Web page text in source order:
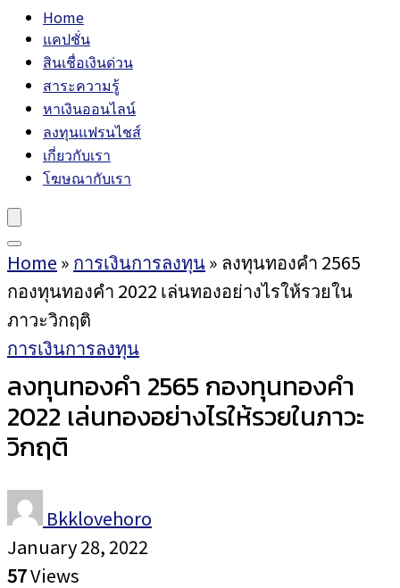
Home
แคปชั่น
สินเชื่อเงินด่วน
สาระความรู้
หาเงินออนไลน์
ลงทุนแฟรนไชส์
เกี่ยวกับเรา
โฆษณากับเรา
Home » การเงินการลงทุน» ลงทุนทองคำ 2565
กองทุนทองคำ 2022 เล่นทองอย่างไรให้รวยใน
ภาวะวิกฤติ
การเงินการลงทุน
ลงทุนทองคำ 2565 กองทุนทองคำ
2022 เล่นทองอย่างไรให้รวยในภาวะ
วิกฤติ
Bkklovehoro
January 28, 2022
57Views